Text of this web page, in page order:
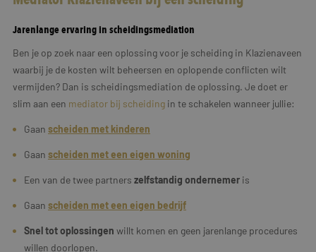
Jarenlange ervaring in scheidingsmediation
Ben je op zoek naar een oplossing voor je scheiding in Klazienaveen
waarbij je de kosten wilt beheersen en oplopende conflicten wilt
vermijden? Dan is scheidingsmediation de oplossing. Je doet er
slim aan een mediator bij scheiding in te schakelen wanneer jullie:
Gaan scheiden met kinderen
Gaan scheiden met een eigen woning
Een van de twee partners zelfstandig ondernemer is
Gaan scheiden met een eigen bedrijf
Snel tot oplossingen willt komen en geen jarenlange procedures
willen doorlopen.